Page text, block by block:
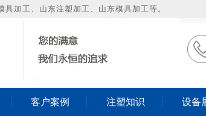
加工、山东注塑加工、山东模具加工等。
客户案例 注塑知识 设备